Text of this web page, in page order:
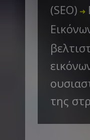
(SEO) ➜
της